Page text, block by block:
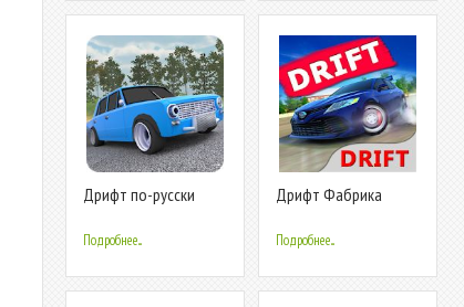
Дрифт по-русски
Подробнее...
Дрифт Фабрика
Подробнее...